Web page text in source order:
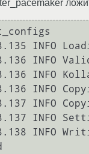
INFO
INFO
INFO
INFO
INFO
INFO
INFO